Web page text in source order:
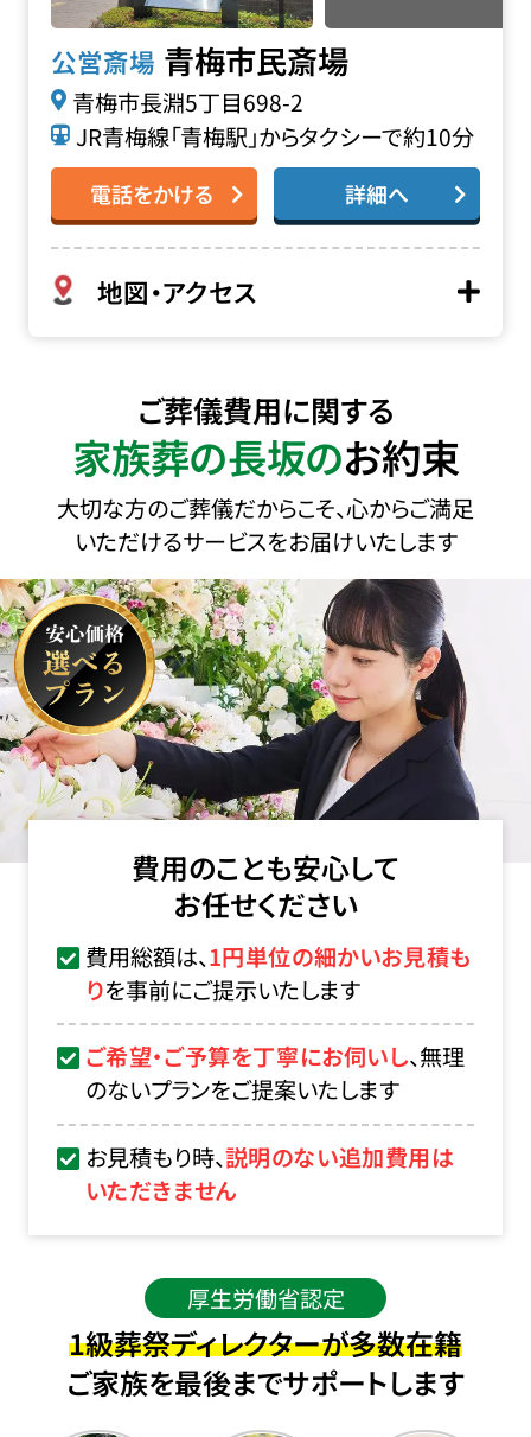
公営斎場 青梅市民斎場
青梅市長淵5丁目698-2
JR青梅線「青梅駅」からタクシーで約10分
電話をかける 詳細へ
地図・アクセス
ご葬儀費用に関する
家族葬の長坂のお約束
大切な方のご葬儀だからこそ、心からご満足
いただけるサービスをお届けいたします
費用のことも安心して
お任せください
費用総額は、1円単位の細かいお見積も
りを事前にご提示いたします
ご希望・ご予算を丁寧にお伺いし、無理
のないプランをご提案いたします
お見積もり時、説明のない追加費用は
いただきません
厚生労働省認定
1級葬祭ディレクターが多数在籍
ご家族を最後までサポートします